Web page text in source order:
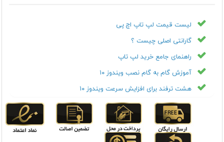
لیست قیمت لپ تاپ اچ پی
گارانتی اصلی چیست ؟
راهنمای جامع خرید لپ تاپ
آموزش گام به گام نصب ویندوز ۱۰
هشت ترفند برای افزایش سرعت ویندوز ۱۰